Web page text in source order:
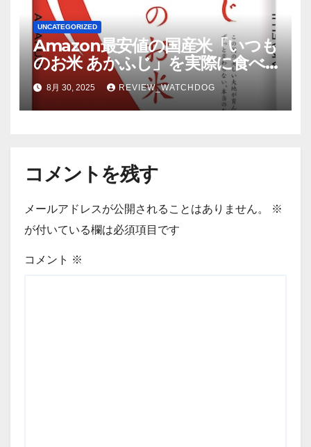
UNCATEGORIZED
Amazon最安値の国産米「いつも
のお米 あかふじ」を実際に食べ
てみた結果
8月 30, 2025 REVIEW_WATCHDOG
コメントを残す
メールアドレスが公開されることはありません。
※
が付いている欄は必須項目です
コメント ※